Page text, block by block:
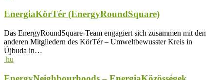
EnergiaKörTér (EnergyRoundSquare)
Das EnergyRoundSquare-Team engagiert sich zusammen mit den
anderen Mitgliedern des KörTér – Umweltbewusster Kreis in
Újbuda in…
hu